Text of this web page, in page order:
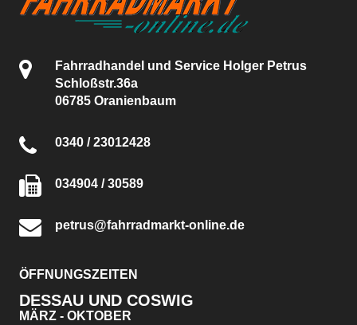
Vorschriften für die Verwendung im öffentlichen Straßenverkehr
- Beim Transport des Fahrrades sind die Angaben des
Herstellers, des Gesetzgebers bzw. des
Vor der Fahrt
- die korrekte Funktion von Bremsen, Lenkung, Fahrwerk und
Beleuchtung,
- den Reifenfülldruck
Fahrverhalten
- Machen Sie sich anfänglich mit dem Fahr- und
Beladung, Nässe und losem Untergrund
Nach der Fahrt / Wartung
werden
Herstellervorgaben regelmäßig von einem Fachbetrieb
überprüfen und warten, um Gefährdungen, z. B.
Fahrradhandel und Service Holger Petrus
Schloßstr.36a
06785 Oranienbaum
0340 / 23012428
034904 / 30589
petrus@fahrradmarkt-online.de
ÖFFNUNGSZEITEN
DESSAU UND COSWIG
MÄRZ - OKTOBER